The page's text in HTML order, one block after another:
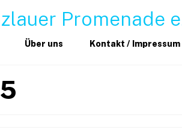
Über uns Kontakt / Impressum